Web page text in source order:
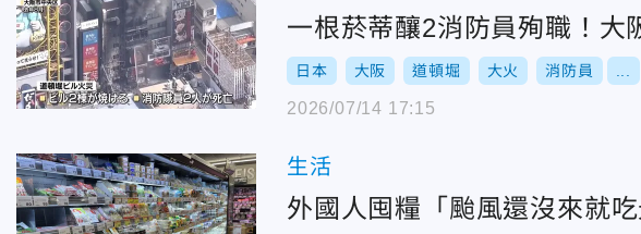
一根菸蒂釀2消防員殉職！
日本 大阪 道頓堀 大火 消防員
2026/07/14 17:15
生活
外國人囤糧「颱風還沒來就